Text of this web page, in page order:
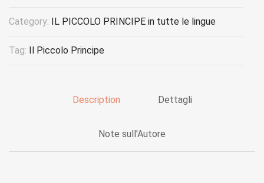
Category: IL PICCOLO PRINCIPE in tutte le lingue
Tag: Il Piccolo Principe
Description Dettagli
Note sull'Autore